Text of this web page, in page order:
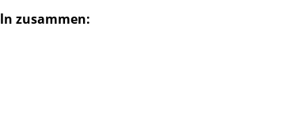
zusammen: